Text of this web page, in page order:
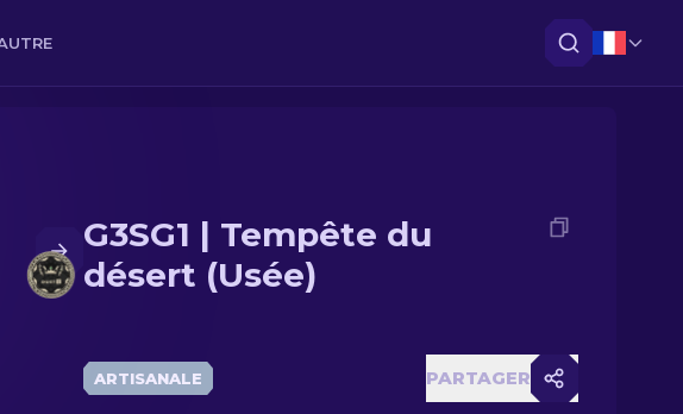
G3SG1 | Tempête du
désert (Usée)
ARTISANALE PARTAGER